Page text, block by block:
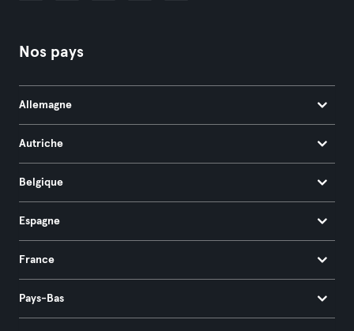
Nos pays
Allemagne
Autriche
Belgique
Espagne
France
Pays-Bas